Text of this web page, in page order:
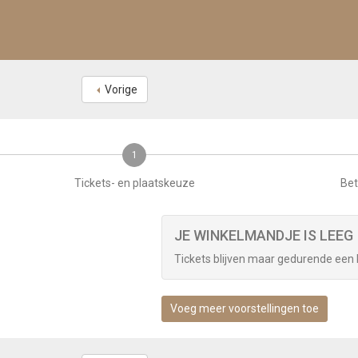
Vorige
1
Tickets- en plaatskeuze
JE WINKELMANDJE IS LEEG
Tickets blijven maar gedurende
Voeg meer voorstellingen toe